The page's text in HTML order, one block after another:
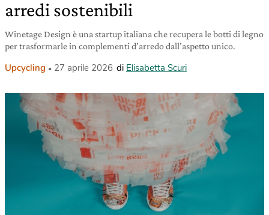
arredi sostenibili
Winetage Design è una startup italiana che recupera le botti di legno
per trasformarle in complementi d’arredo dall’aspetto unico.
Upcycling 27 aprile 2026 di Elisabetta Scuri